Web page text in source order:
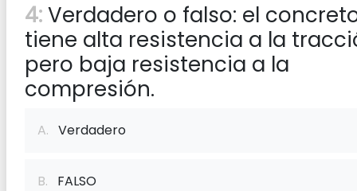
4:Verdadero o falso: el
tiene alta resistencia a la
pero baja resistencia a la
compresión.
A. Verdadero
B. FALSO